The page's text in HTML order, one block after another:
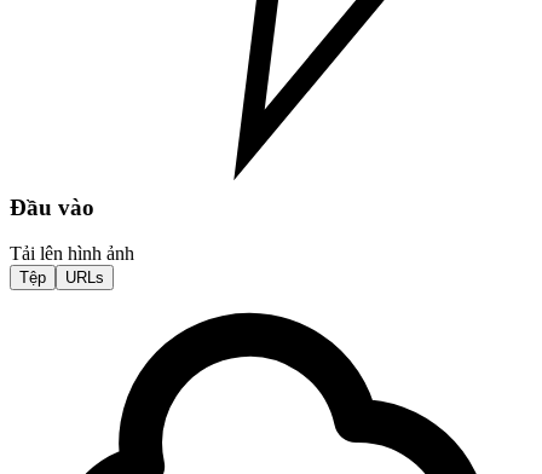
Đầu vào
Tải lên hình ảnh
Tệp URLs